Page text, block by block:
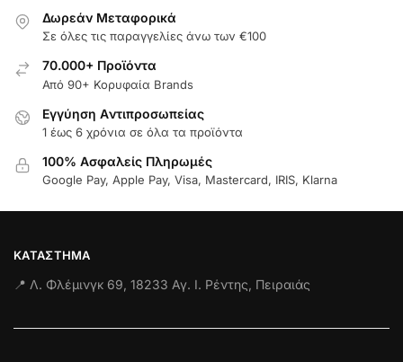
Δωρεάν Μεταφορικά
Σε όλες τις παραγγελίες άνω των €100
70.000+ Προϊόντα
Από 90+ Κορυφαία Brands
Εγγύηση Aντιπροσωπείας
1 έως 6 χρόνια σε όλα τα προϊόντα
100% Ασφαλείς Πληρωμές
Google Pay, Apple Pay, Visa, Mastercard, IRIS, Klarna
ΚΑΤΆΣΤΗΜΑ
📍 Λ. Φλέμινγκ 69, 18233 Αγ. Ι. Ρέντης, Πειραιάς